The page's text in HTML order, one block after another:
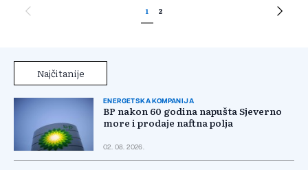
1 2
Najčitanije
ENERGETSKA KOMPANIJA
BP nakon 60 godina napušta Sjeverno
more i prodaje naftna polja
02. 08. 2026.